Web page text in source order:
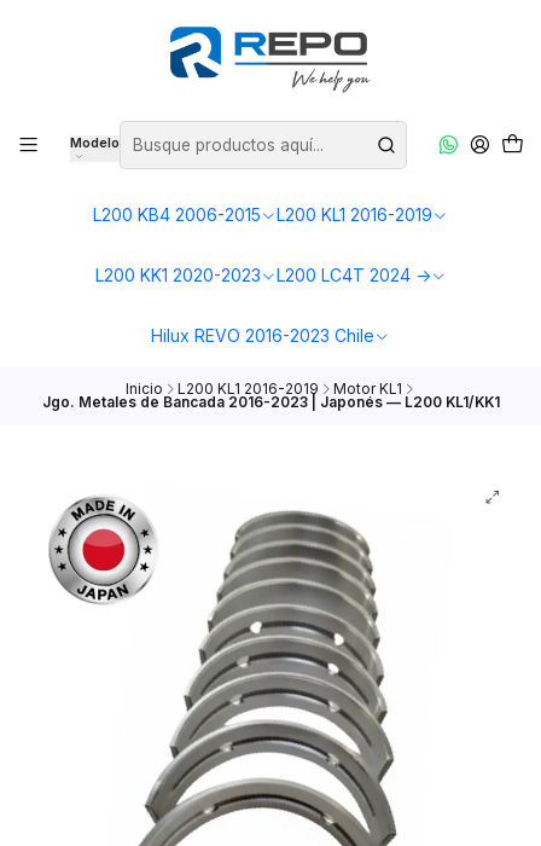
Modelo
L200 KB4 2006-2015 L200 KL1 2016-2019
L200 KK1 2020-2023 L200 LC4T 2024 ->
Hilux REVO 2016-2023 Chile
Inicio L200 KL1 2016-2019 Motor KL1
Jgo. Metales de Bancada 2016-2023 | Japonés — L200 KL1/KK1